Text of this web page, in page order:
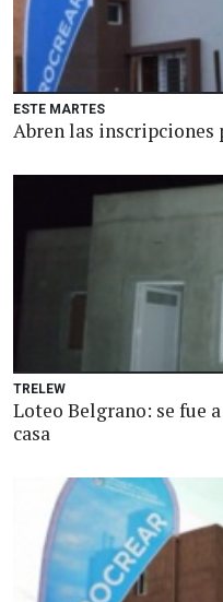
ESTE MARTES
Abren las inscripciones
TRELEW
Loteo Belgrano: se fue
casa